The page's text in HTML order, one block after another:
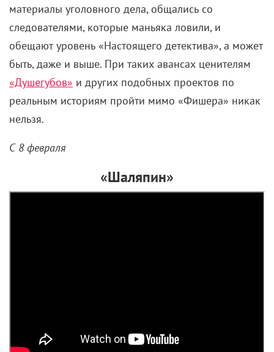
материалы уголовного дела, общались со
следователями, которые маньяка ловили, и
обещают уровень «Настоящего детектива», а может
быть, даже и выше. При таких авансах ценителям
«Душегубов» и других подобных проектов по
реальным историям пройти мимо «Фишера» никак
нельзя.
С 8 февраля
«Шаляпин»